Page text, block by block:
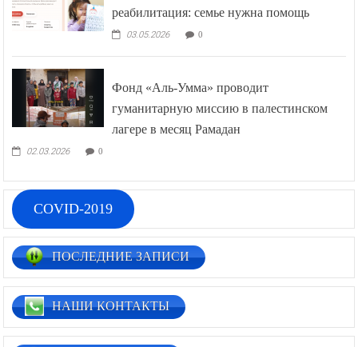
реабилитация: семье нужна помощь
03.05.2026 0
Фонд «Аль-Умма» проводит
гуманитарную миссию в палестинском
лагере в месяц Рамадан
02.03.2026 0
COVID-2019
ПОСЛЕДНИЕ ЗАПИСИ
НАШИ КОНТАКТЫ